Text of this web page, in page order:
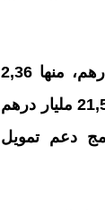
وأشار بنك المغرب إلى أنه ضخ، خلال الفترة نفسها، مبلغ 3,78 مليار درهم، منها 2,36
مليار درهم على شكل تسبيقات لمدة سبعة أيام بناء على طلب عروض، و21,5 مليار درهم
في إطار برامج دعم تمويل